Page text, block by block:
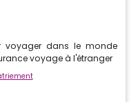
voyager dans le monde
voyage à l'étranger